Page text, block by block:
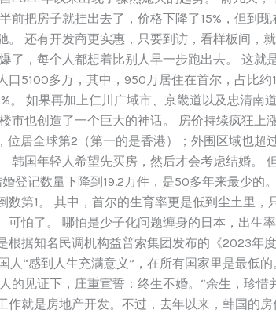
前把房子就挂出去了，价格下降了15%，但到
。 还有开发商更实惠，只要到访，看样板间，
了，每个人都想着比别人早一步跑出去。 这就
口5100多万，其中，950万居住在首尔，占比
。 如果再加上仁川广域市、京畿道以及忠清
市也创造了一个巨大的神话。 房价持续疯狂
位居全球第2（第一的是香港）；外围区域也
韩国年轻人希望先买房，然后才会考虑结婚。
登记数量下降到19.2万件，是50多年来最少
数第1。 其中，首尔的生育率更是低到尘土里
可怕了。 哪怕是少子化问题缠身的日本，出生
根据知名民调机构益普索集团发布的《2023年
人“感到人生充满意义”，在所有国家里是最低
的见证下，庄重宣誓：终生不婚。“余生，珍
作就是房地产开发。不过，去年以来，韩国的